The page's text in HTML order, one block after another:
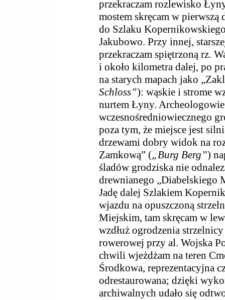
przekraczam rozlewisko
mostem skręcam w
do Szlaku
Jakubowo. Przy innej,
przekraczam spiętrzoną rz.
i około kilometra dalej, po
na starych mapach jako
Schloss”): wąskie i strome
nurtem Łyny.
wczesnośredniowiecznego
poza tym, że miejsce jest
drzewami dobry widok na
Zamkową” („Burg Berg”)
śladów grodziska nie
drewnianego „Diabelskiego
Jadę dalej Szlakiem
wjazdu na opuszczoną
Miejskim, tam skręcam w
wzdłuż ogrodzenia
rowerowej przy al. Wojska
chwili wjeżdżam na teren
Środkowa, reprezentacyjna
odrestaurowana; dzięki
archiwalnych udało się